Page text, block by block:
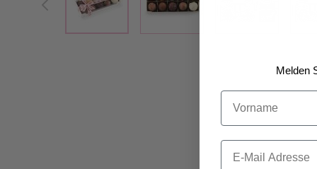
Melden
Vorname
Email